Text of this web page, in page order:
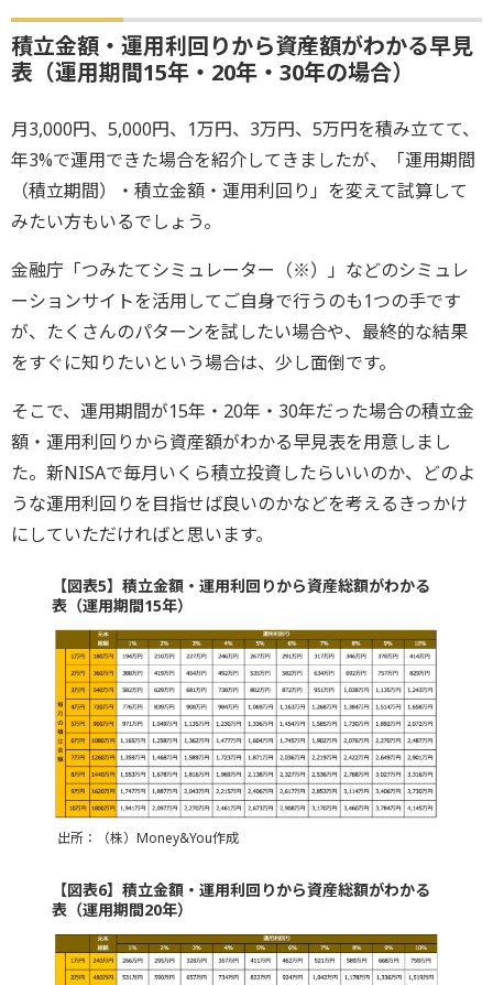
積立金額・運用利回りから資産額がわかる早見
表（運用期間15年・20年・30年の場合）
月3,000円、5,000円、1万円、3万円、5万円を積み立てて、
年3%で運用できた場合を紹介してきましたが、「運用期間
（積立期間）・積立金額・運用利回り」を変えて試算して
みたい方もいるでしょう。
金融庁「つみたてシミュレーター（※）」などのシミュレ
ーションサイトを活用してご自身で行うのも1つの手です
が、たくさんのパターンを試したい場合や、最終的な結果
をすぐに知りたいという場合は、少し面倒です。
そこで、運用期間が15年・20年・30年だった場合の積立金
額・運用利回りから資産額がわかる早見表を用意しまし
た。新NISAで毎月いくら積立投資したらいいのか、どのよ
うな運用利回りを目指せば良いのかなどを考えるきっかけ
にしていただければと思います。
【図表5】積立金額・運用利回りから資産総額がわかる
表（運用期間15年）
出所：（株）Money&You作成
【図表6】積立金額・運用利回りから資産総額がわかる
表（運用期間20年）